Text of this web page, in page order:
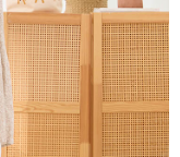
面顯示為準，若有關於
請聯繫「AFTEE先享後付
support/home
享後付」服務完成之交
交易相關給付款項請求債